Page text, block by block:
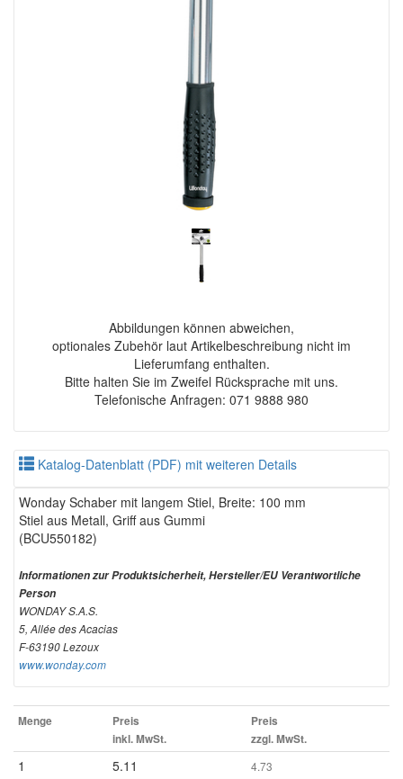
Abbildungen können abweichen,
optionales Zubehör laut Artikelbeschreibung nicht im
Lieferumfang enthalten.
Bitte halten Sie im Zweifel Rücksprache mit uns.
Telefonische Anfragen: 071 9888 980
Katalog-Datenblatt (PDF) mit weiteren Details
Wonday Schaber mit langem Stiel, Breite: 100 mm
Stiel aus Metall, Griff aus Gummi
(BCU550182)
Informationen zur Produktsicherheit, Hersteller/EU Verantwortliche
Person
WONDAY S.A.S.
5, Allée des Acacias
F-63190 Lezoux
www.wonday.com
Menge
Preis
inkl. MwSt.
Preis
zzgl. MwSt.
1 5.11 4.73